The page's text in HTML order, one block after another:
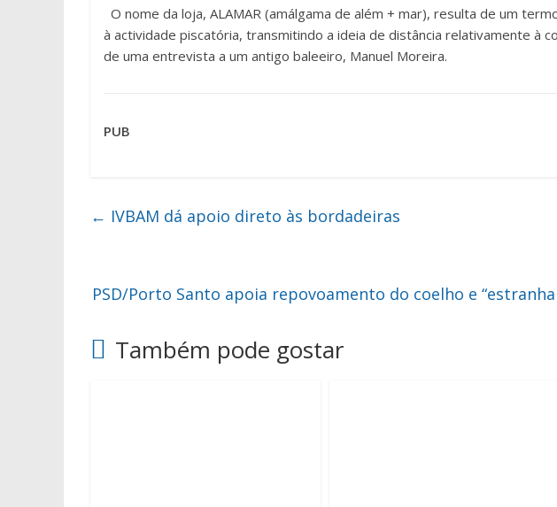
O nome da loja, ALAMAR (amálgama de além + mar), resulta de um
à actividade piscatória, transmitindo a ideia de distância relativamente à
de uma entrevista a um antigo baleeiro, Manuel Moreira.
PUB
← IVBAM dá apoio direto às bordadeiras
PSD/Porto Santo apoia repovoamento do coelho e
Também pode gostar